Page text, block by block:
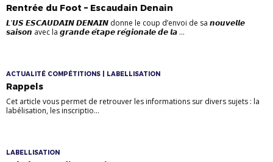
Rentrée du Foot – Escaudain Denain
𝙇’𝙐𝙎 𝙀𝙎𝘾𝘼𝙐𝘿𝘼𝙄𝙉 𝘿𝙀𝙉𝘼𝙄𝙉 donne le coup d’envoi de sa 𝙣𝙤𝙪𝙫𝙚𝙡𝙡𝙚
𝙨𝙖𝙞𝙨𝙤𝙣 avec la 𝙜𝙧𝙖𝙣𝙙𝙚 𝙚́𝙩𝙖𝙥𝙚 𝙧𝙚́𝙜𝙞𝙤𝙣𝙖𝙡𝙚 𝙙𝙚 𝙡𝙖 ...
ACTUALITÉ COMPÉTITIONS | LABELLISATION
Rappels
Cet article vous permet de retrouver les informations sur divers sujets : la
labélisation, les inscriptio...
LABELLISATION